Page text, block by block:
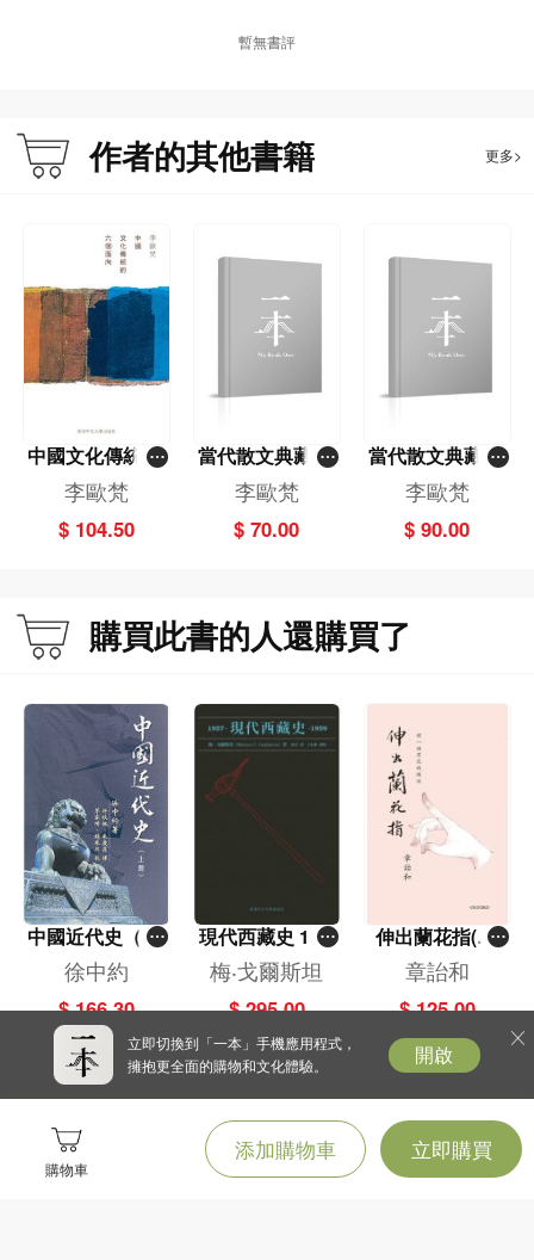
購物車
添加購物車 立即購買
暫無書評
作者的其他書籍 更多>
中國文化傳統的
六個面向
李歐梵
$ 104.50
當代散文典藏－
－浪漫與偏見－
－李歐梵自選集
李歐梵
$ 70.00
當代散文典藏－
－浪漫與偏見－
－李歐梵自選集
（精）
李歐梵
$ 90.00
購買此書的人還購買了
中國近代史（上
冊）
徐中約
$ 166.30
現代西藏史 195
7-1959 (精)
梅‧戈爾斯坦
$ 295.00
伸出蘭花指(平
裝)
章詒和
$ 125.00
立即切換到「一本」手機應用程式，
擁抱更全面的購物和文化體驗。
開啟